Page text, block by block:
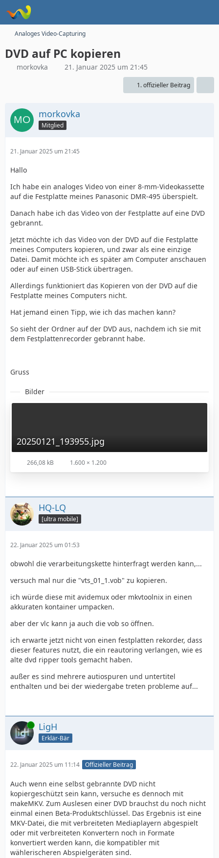
Analoges Video-Capturing
DVD auf PC kopieren
morkovka 21. Januar 2025 um 21:45
1. offizieller Beitrag
morkovka
Mitglied
21. Januar 2025 um 21:45
Hallo
Ich habe ein analoges Video von einer 8-mm-Videokassette
auf die Festplatte meines Panasonic DMR-495 überspielt.
Danach habe ich das Video von der Festplatte auf eine DVD
gebrannt.
Jetzt möchte ich das Video von der DVD auf die Festplatte
meines Computers kopieren, und zwar als eine einzige
Datei. Damit möchte ich es später am Computer anschauen
oder auf einen USB-Stick übertragen.
Allerdings funktioniert das Kopieren von der DVD auf die
Festplatte meines Computers nicht.
Hat jemand einen Tipp, wie ich das machen kann?
So sieht der Ordner auf der DVD aus, nachdem ich sie mit
dem Festplattenrecorder gebrannt habe.
Gruss
Bilder
20250121_193955.jpg
266,08 kB 1.600 × 1.200
HQ-LQ
[ultra mobile]
22. Januar 2025 um 01:53
obwohl die verarbeitungskette hinterfragt werden kann,...
versuch mal nur die "vts_01_1.vob" zu kopieren.
ich würde diese mit avidemux oder mkvtoolnix in einen
akkuraten kontainer umpacken.
aber der vlc kann ja auch die vob so öffnen.
ich erwarte jetzt nicht von einen festplatten rekorder, dass
dieser features nutzt, die ein reautoring verlangen, wie es
alte dvd ripper tools gemacht haben.
außer es sind mehrere autiospuren und untertitel
enthalten und bei der wiedergabe treten probleme auf...
Online LigH
Erklär-Bär
22. Januar 2025 um 11:14 Offizieller Beitrag
Auch wenn eine selbst gebrannte DVD nicht
kopiergeschützt sein kann, versuche es dennoch mit
makeMKV. Zum Auslesen einer DVD brauchst du noch nicht
einmal einen Beta-Produktschlüssel. Das Ergebnis ist eine
MKV-Datei, die mit verbreiteten Mediaplayern abgespielt
oder mit verbreiteten Konvertern noch in Formate
konvertiert werden kann, die kompatibler mit
wählerischeren Abspielgeräten sind.